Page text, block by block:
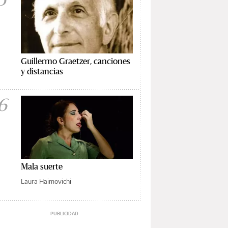
Guillermo Graetzer, canciones
y distancias
Mala suerte
Laura Haimovichi